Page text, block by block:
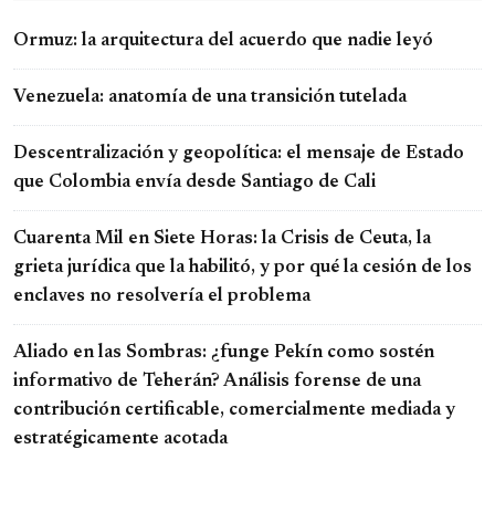
Ormuz: la arquitectura del acuerdo que nadie leyó
Venezuela: anatomía de una transición tutelada
Descentralización y geopolítica: el mensaje de Estado
que Colombia envía desde Santiago de Cali
Cuarenta Mil en Siete Horas: la Crisis de Ceuta, la
grieta jurídica que la habilitó, y por qué la cesión de los
enclaves no resolvería el problema
Aliado en las Sombras: ¿funge Pekín como sostén
informativo de Teherán? Análisis forense de una
contribución certificable, comercialmente mediada y
estratégicamente acotada